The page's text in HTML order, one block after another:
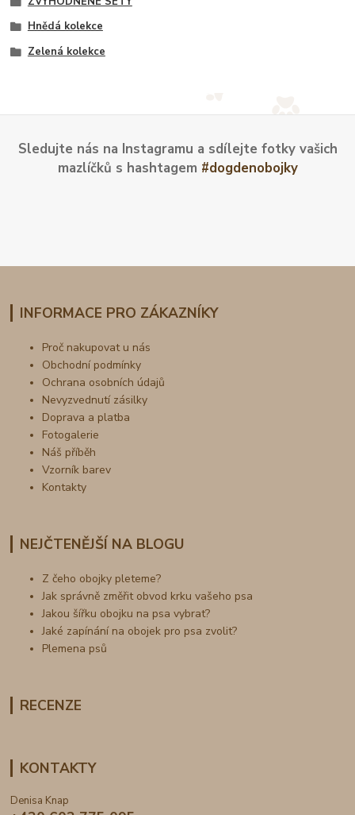
Hnědá kolekce
Zelená kolekce
Sledujte nás na Instagramu a sdílejte fotky vašich
mazlíčků s hashtagem #dogdenobojky
INFORMACE PRO ZÁKAZNÍKY
Proč nakupovat u nás
Obchodní podmínky
Ochrana osobních údajů
Nevyzvednutí zásilky
Doprava a platba
Fotogalerie
Náš příběh
Vzorník barev
Kontakty
NEJČTENĚJŠÍ NA BLOGU
Z čeho obojky pleteme?
Jak správně změřit obvod krku vašeho psa
Jakou šířku obojku na psa vybrat?
Jaké zapínání na obojek pro psa zvolit?
Plemena psů
RECENZE
KONTAKTY
Denisa Knap